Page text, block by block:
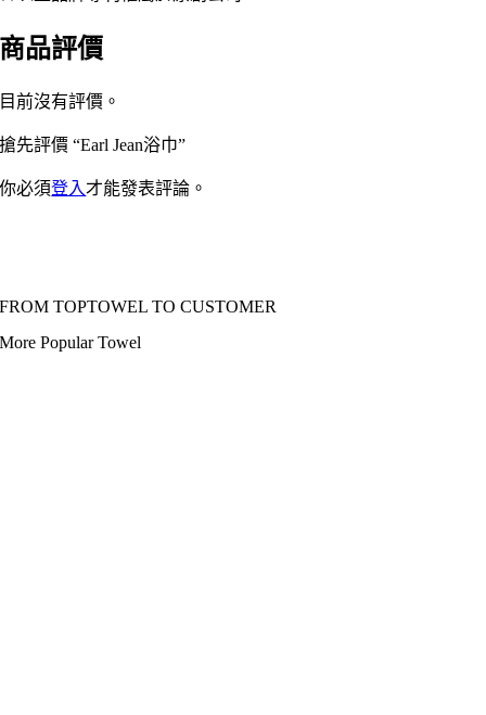
商品評價
目前沒有評價。
搶先評價 “Earl Jean浴巾”
你必須登入才能發表評論。
FROM TOPTOWEL TO CUSTOMER
More Popular Towel